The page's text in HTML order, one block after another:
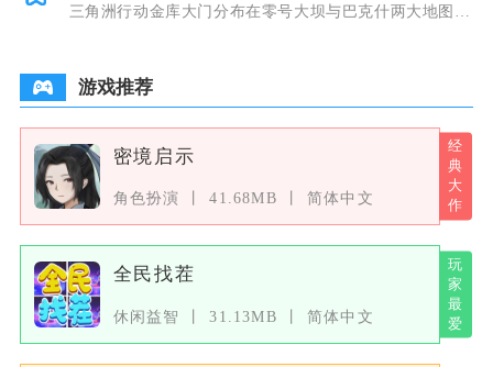
三角洲行动金库大门分布在零号大坝与巴克什两大地图，
游戏推荐
密境启示
角色扮演 41.68MB 简体中文
全民找茬
休闲益智 31.13MB 简体中文